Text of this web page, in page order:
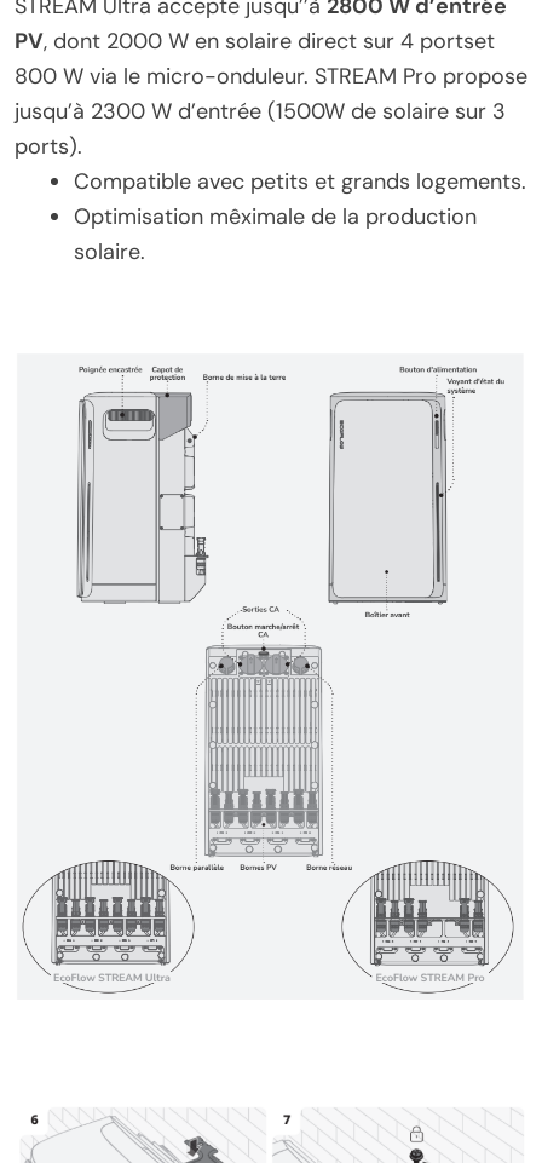
STREAM Ultra accepte jusqu’’à 2800 W d’entrée
PV, dont 2000 W en solaire direct sur 4 portset
800 W via le micro-onduleur. STREAM Pro propose
jusqu’à 2300 W d’entrée (1500W de solaire sur 3
ports).
Compatible avec petits et grands logements.
Optimisation mêximale de la production
solaire.